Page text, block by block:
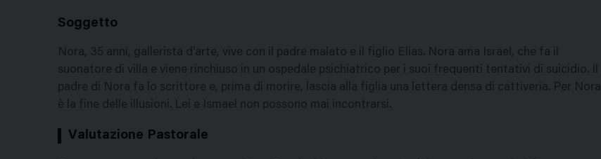
Soggetto
Nora, 35 anni, gallerista d'arte, vive con il padre malato e il figlio Elias. Nora ama Israel, che fa il
suonatore di villa e viene rinchiuso in un ospedale psichiatrico per i suoi frequenti tentativi di suicidio. Il
padre di Nora fa lo scrittore e, prima di morire, lascia alla figlia una lettera densa di cattiveria. Per Nora
è la fine delle illusioni. Lei e Ismael non possono mai incontrarsi.
Valutazione Pastorale